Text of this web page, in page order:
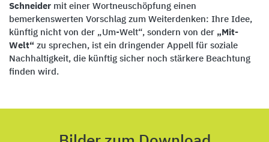
Schneider mit einer Wortneuschöpfung einen
bemerkenswerten Vorschlag zum Weiterdenken: Ihre Idee,
künftig nicht von der „Um-Welt“, sondern von der „Mit-
Welt“ zu sprechen, ist ein dringender Appell für soziale
Nachhaltigkeit, die künftig sicher noch stärkere Beachtung
finden wird.